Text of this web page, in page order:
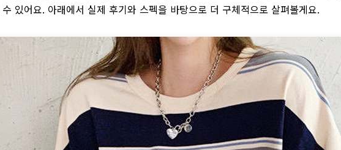
있어요. 아래에서 실제 후기와 스펙을 바탕으로 더 구체적으로 살펴볼게요.